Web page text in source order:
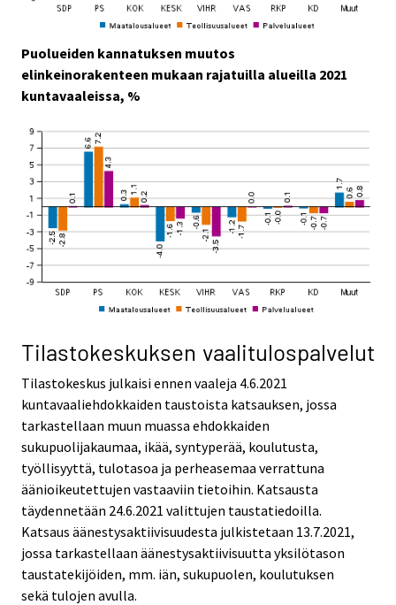
Puolueiden kannatuksen muutos
elinkeinorakenteen mukaan rajatuilla alueilla 2021
kuntavaaleissa, %
Tilastokeskuksen vaalitulospalvelut
Tilastokeskus julkaisi ennen vaaleja 4.6.2021
kuntavaaliehdokkaiden taustoista katsauksen, jossa
tarkastellaan muun muassa ehdokkaiden
sukupuolijakaumaa, ikää, syntyperää, koulutusta,
työllisyyttä, tulotasoa ja perheasemaa verrattuna
äänioikeutettujen vastaaviin tietoihin. Katsausta
täydennetään 24.6.2021 valittujen taustatiedoilla.
Katsaus äänestysaktiivisuudesta julkistetaan 13.7.2021,
jossa tarkastellaan äänestysaktiivisuutta yksilötason
taustatekijöiden, mm. iän, sukupuolen, koulutuksen
sekä tulojen avulla.